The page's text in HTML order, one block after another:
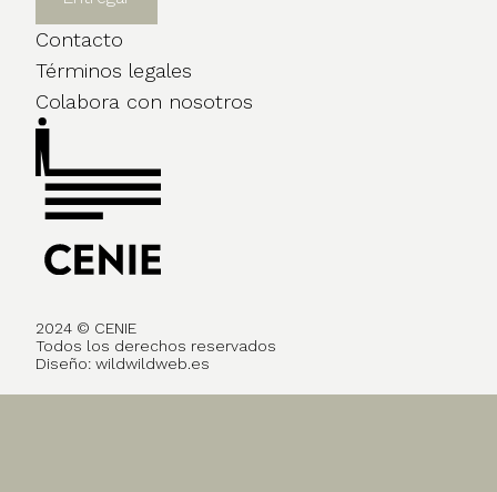
Contacto
Términos legales
Colabora con nosotros
2024 © CENIE
Todos los derechos reservados
Diseño: wildwildweb.es